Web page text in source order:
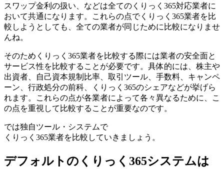
スワップ金利の扱い、などは全てのくりっく365対応業者に
おいて共通になります。これらの点でくりっく365業者を比
較しようとしても、全ての業者が同じために比較になりませ
んね。
そのためくりっく365業者を比較する際には業者の安全面と
サービス性を比較することが必要です。具体的には、株主や
出資者、自己資本規制比率、取引ツール、手数料、キャンペ
ーン、行政処分の前科、くりっく365のシェアなどが挙げら
れます。これらの点が各業者によって各々異なるために、こ
の点を重視して比較することが重要なのです。
では独自ツール・システムで
くりっく365業者を比較していきましょう。
デフォルトのくりっく365システムは